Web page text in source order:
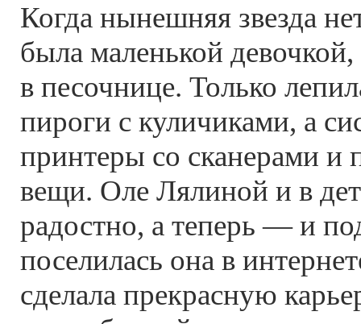
Когда нынешняя звезда
была маленькой
в песочнице. Только
пироги с куличиками, а
принтеры со сканерами и
вещи. Оле Лялиной и в
радостно, а теперь — и
поселилась она в
сделала прекрасную